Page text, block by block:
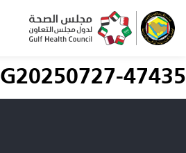
G20250727-47435